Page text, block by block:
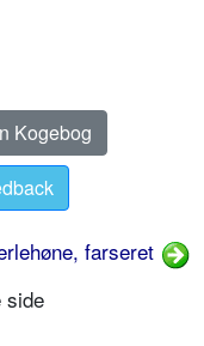
Kogebog
farseret
side